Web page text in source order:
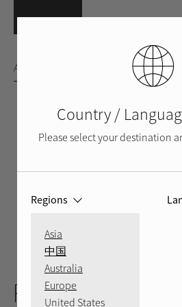
AMPLIFICATORE INTEGRATO
RA-1592
Country /
Please select your destination
Regions
Asia
中国
Australia
Europe
United States